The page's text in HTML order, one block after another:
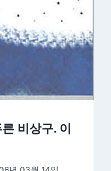
비상구. 이